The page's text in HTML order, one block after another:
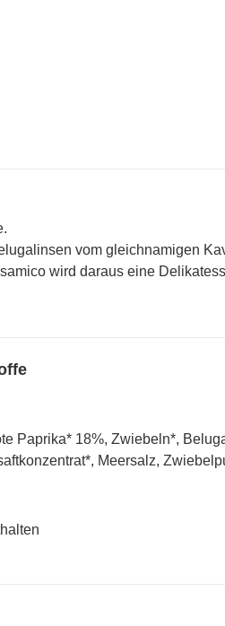
vom gleichnamigen
wird daraus eine
Paprika* 18%, Zwiebeln*,
Meersalz,